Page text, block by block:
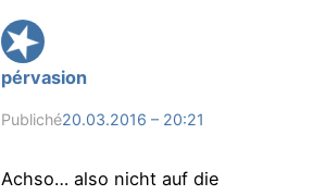
pérvasion
Publiché20.03.2016 – 20:21
Achso… also nicht auf die